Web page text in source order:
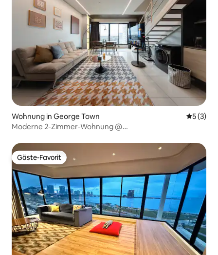
Wohnung in George Town
5 (3)
Moderne 2-Zimmer-Wohnung @
Gäste-Favorit
Gäste-Favorit